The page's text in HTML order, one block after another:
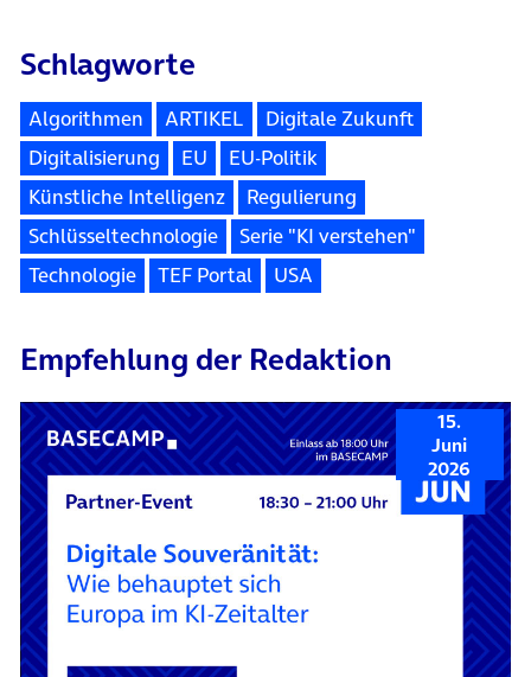
Schlagworte
Algorithmen ARTIKEL
Digitale Zukunft
Digitalisierung
EU
EU-Politik
Künstliche Intelligenz
Regulierung
Schlüsseltechnologie
Serie "KI verstehen"
Technologie
TEF Portal USA
Empfehlung der Redaktion
15.
Juni
2026